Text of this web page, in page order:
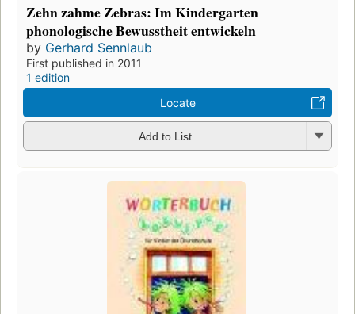
Zehn zahme Zebras: Im Kindergarten
phonologische Bewusstheit entwickeln
by Gerhard Sennlaub
First published in 2011
1 edition
Locate
Add to List